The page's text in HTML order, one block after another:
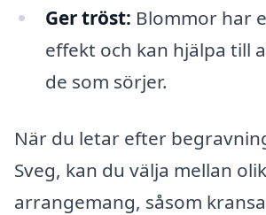
Ger tröst: Blommor har
effekt och kan hjälpa till
de som sörjer.
När du letar efter
Sveg, kan du välja mellan
arrangemang, såsom